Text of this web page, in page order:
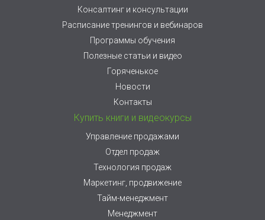
Консалтинг и консультации
Расписание тренингов и вебинаров
Программы обучения
Полезные статьи и видео
Горяченькое
Новости
Контакты
Купить книги и видеокурсы
Управление продажами
Отдел продаж
Технология продаж
Маркетинг, продвижение
Тайм-менеджмент
Менеджмент